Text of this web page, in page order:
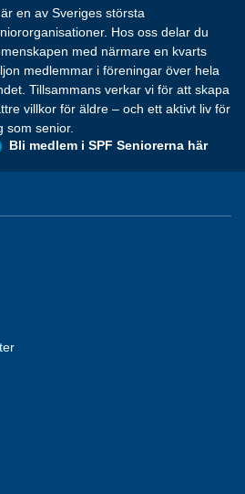
en av Sveriges största
Hos oss delar du
med närmare en kvarts
medlemmar i föreningar över hela
Tillsammans verkar vi för att skapa
villkor för äldre – och ett aktivt liv för
som senior.
Bli medlem i SPF Seniorerna här